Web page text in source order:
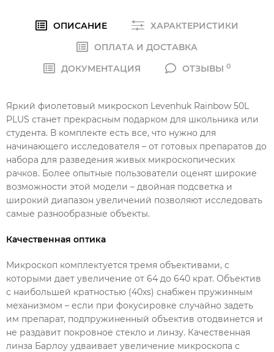
ОПИСАНИЕ
ХАРАКТЕРИСТИКИ
ОПЛАТА И ДОСТАВКА
ДОКУМЕНТАЦИЯ
ОТЗЫВЫ0
Яркий фиолетовый микроскоп Levenhuk Rainbow 50L
PLUS станет прекрасным подарком для школьника или
студента. В комплекте есть все, что нужно для
начинающего исследователя – от готовых препаратов до
набора для разведения живых микроскопических
рачков. Более опытные пользователи оценят широкие
возможности этой модели – двойная подсветка и
широкий диапазон увеличений позволяют исследовать
самые разнообразные объекты.
Качественная оптика
Микроскоп комплектуется тремя объективами, с
которыми дает увеличение от 64 до 640 крат. Объектив
с наибольшей кратностью (40xs) снабжен пружинным
механизмом – если при фокусировке случайно задеть
им препарат, подпружиненный объектив отодвинется и
не раздавит покровное стекло и линзу. Качественная
линза Барлоу удваивает увеличение микроскопа с